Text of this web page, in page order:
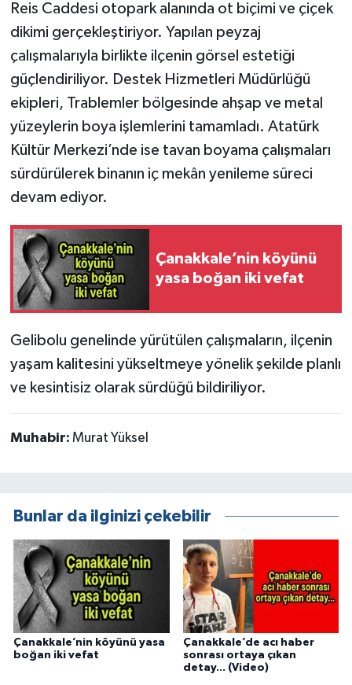
Reis Caddesi otopark alanında ot biçimi ve çiçek
dikimi gerçekleştiriyor. Yapılan peyzaj
çalışmalarıyla birlikte ilçenin görsel estetiği
güçlendiriliyor. Destek Hizmetleri Müdürlüğü
ekipleri, Trablemler bölgesinde ahşap ve metal
yüzeylerin boya işlemlerini tamamladı. Atatürk
Kültür Merkezi’nde ise tavan boyama çalışmaları
sürdürülerek binanın iç mekân yenileme süreci
devam ediyor.
Çanakkale’nin köyünü
yasa boğan iki vefat
Gelibolu genelinde yürütülen çalışmaların, ilçenin
yaşam kalitesini yükseltmeye yönelik şekilde planlı
ve kesintisiz olarak sürdüğü bildiriliyor.
Muhabir: Murat Yüksel
Bunlar da ilginizi çekebilir
Çanakkale’nin köyünü yasa
boğan iki vefat
Çanakkale’de acı haber
sonrası ortaya çıkan
detay... (Video)